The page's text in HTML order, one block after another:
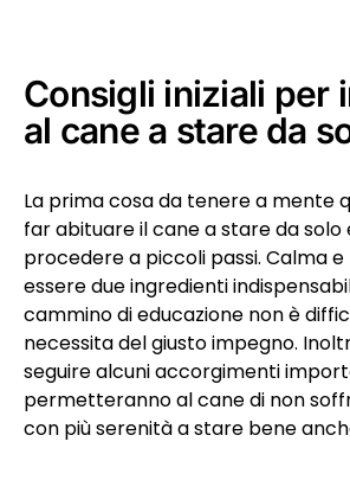
Consigli iniziali per
al cane a stare da
La prima cosa da tenere a mente
far abituare il cane a stare da solo
procedere a piccoli passi. Calma
essere due ingredienti
cammino di educazione non è
necessita del giusto impegno.
seguire alcuni accorgimenti
permetteranno al cane di non
con più serenità a stare bene